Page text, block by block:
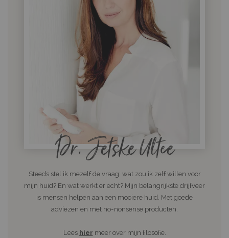
Dr. Jetske Ultee
Steeds stel ik mezelf de vraag: wat zou ik zelf willen voor
mijn huid? En wat werkt er echt? Mijn belangrijkste drijfveer
is mensen helpen aan een mooiere huid. Met goede
adviezen en met no-nonsense producten.
Lees hier meer over mijn filosofie.